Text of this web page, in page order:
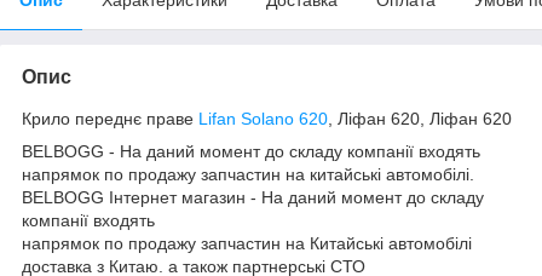
Опис
Крило переднє праве Lifan Solano 620 , Ліфан 620, Ліфан 620
BELBOGG - На даний момент до складу компанії входять
напрямок по продажу запчастин на китайські автомобілі.
BELBOGG Інтернет магазин - На даний момент до складу
компанії входять
напрямок по продажу запчастин на Китайські автомобілі
доставка з Китаю. а також партнерські СТО